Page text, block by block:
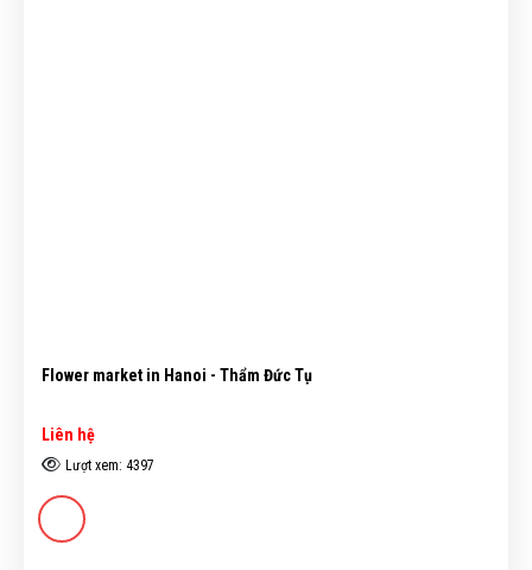
Flower market in Hanoi - Thẩm Đức Tụ
Liên hệ
Lượt xem: 4397